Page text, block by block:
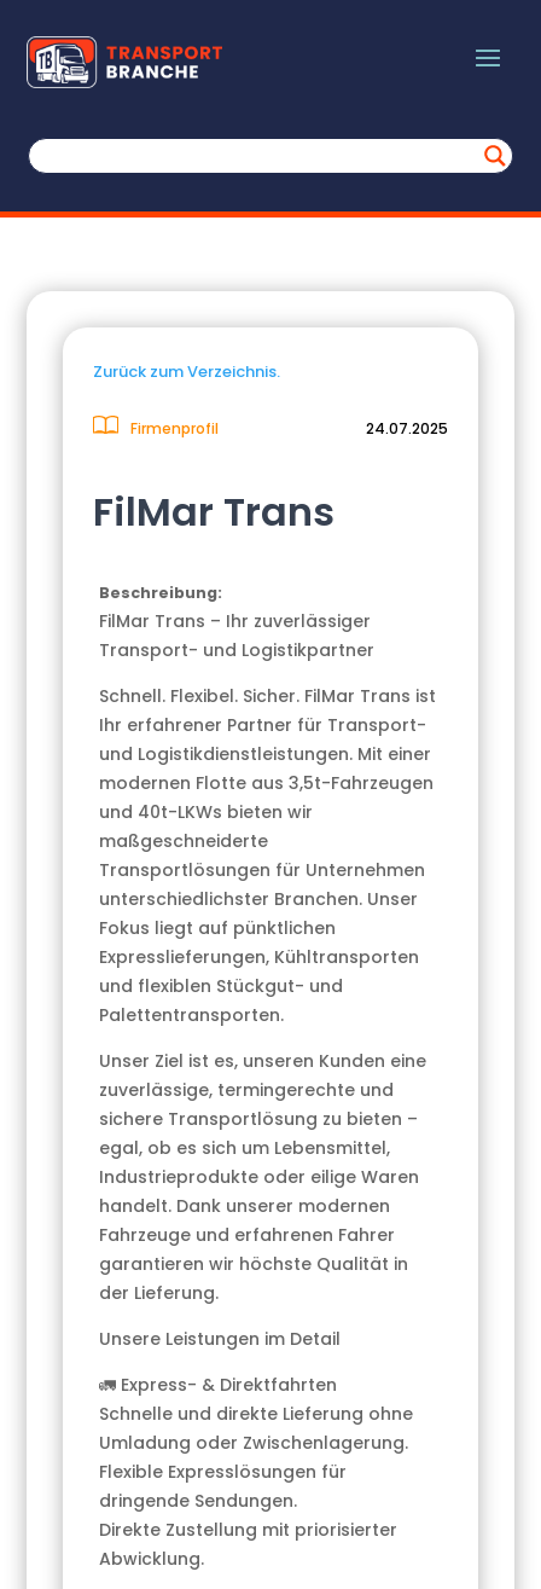
Zurück zum Verzeichnis.
Firmenprofil 24.07.2025
FilMar Trans
Beschreibung:
FilMar Trans – Ihr zuverlässiger
Transport- und Logistikpartner
Schnell. Flexibel. Sicher. FilMar Trans ist
Ihr erfahrener Partner für Transport-
und Logistikdienstleistungen. Mit einer
modernen Flotte aus 3,5t-Fahrzeugen
und 40t-LKWs bieten wir
maßgeschneiderte
Transportlösungen für Unternehmen
unterschiedlichster Branchen. Unser
Fokus liegt auf pünktlichen
Expresslieferungen, Kühltransporten
und flexiblen Stückgut- und
Palettentransporten.
Unser Ziel ist es, unseren Kunden eine
zuverlässige, termingerechte und
sichere Transportlösung zu bieten –
egal, ob es sich um Lebensmittel,
Industrieprodukte oder eilige Waren
handelt. Dank unserer modernen
Fahrzeuge und erfahrenen Fahrer
garantieren wir höchste Qualität in
der Lieferung.
Unsere Leistungen im Detail
🚛 Express- & Direktfahrten
Schnelle und direkte Lieferung ohne
Umladung oder Zwischenlagerung.
Flexible Expresslösungen für
dringende Sendungen.
Direkte Zustellung mit priorisierter
Abwicklung.